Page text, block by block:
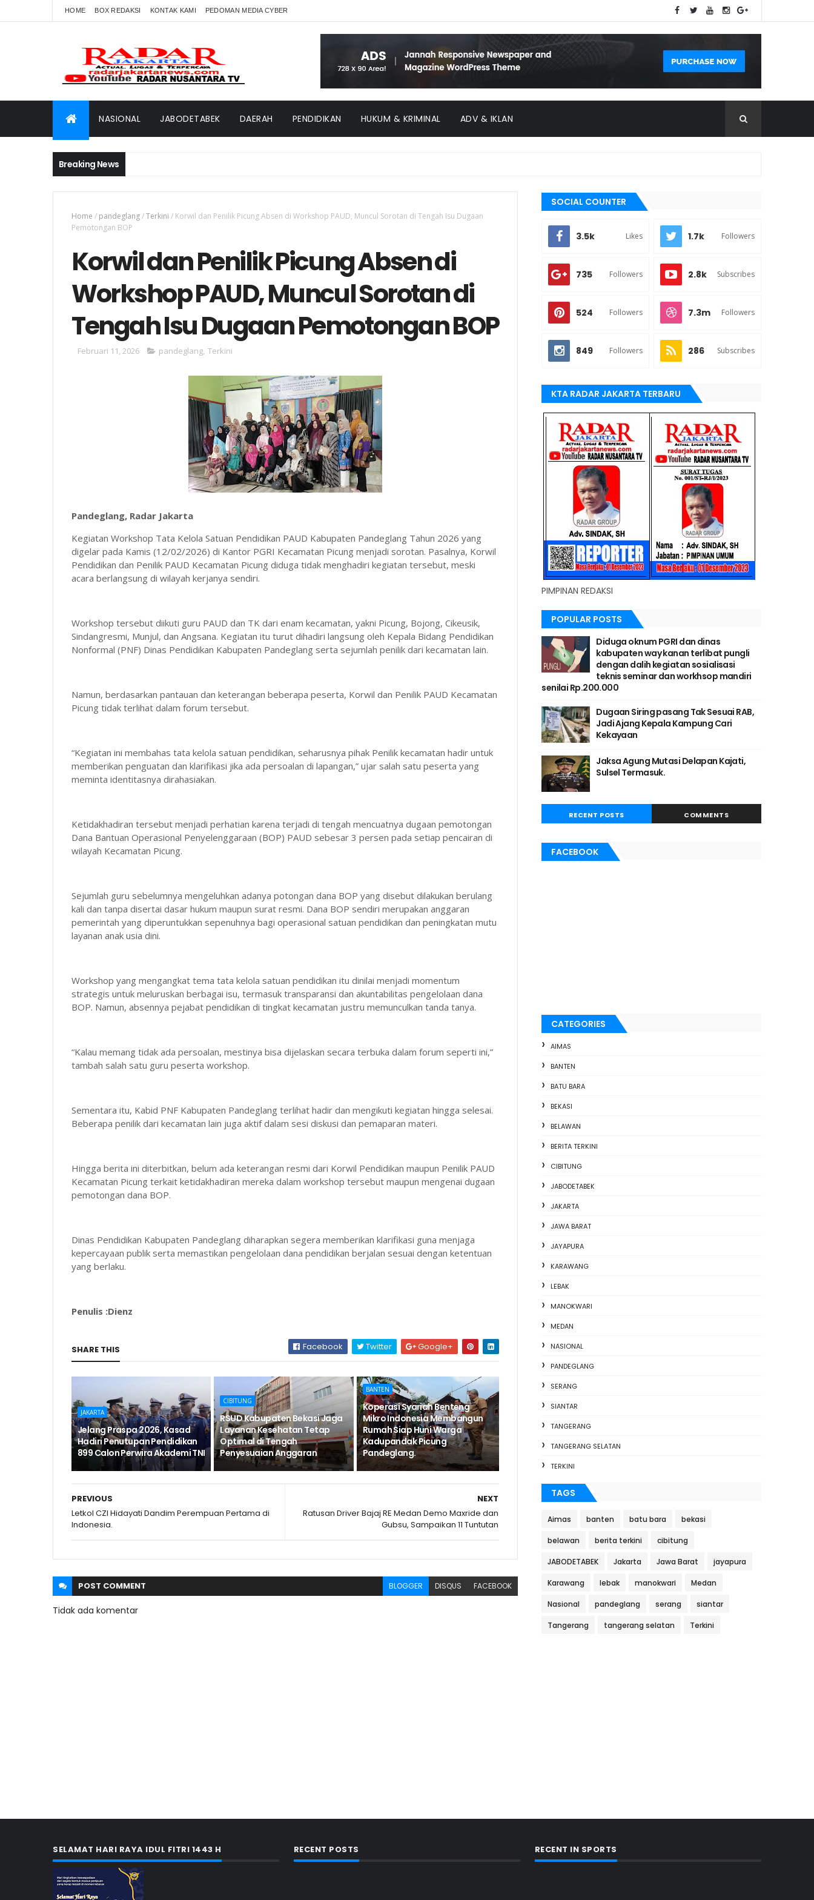
HOME BOX REDAKSI KONTAK KAMI PEDOMAN MEDIA CYBER
NASIONAL JABODETABEK DAERAH PENDIDIKAN HUKUM & KRIMINAL ADV & IKLAN
Breaking News
Home / pandeglang/Terkini / Korwil dan Penilik Picung Absen di Workshop PAUD, Muncul Sorotan di Tengah Isu Dugaan
Pemotongan BOP
Korwil dan Penilik Picung Absen di
Workshop PAUD, Muncul Sorotan di
Tengah Isu Dugaan Pemotongan BOP
Februari 11, 2026 pandeglang, Terkini
Pandeglang, Radar Jakarta
Kegiatan Workshop Tata Kelola Satuan Pendidikan PAUD Kabupaten Pandeglang Tahun 2026 yang
digelar pada Kamis (12/02/2026) di Kantor PGRI Kecamatan Picung menjadi sorotan. Pasalnya, Korwil
Pendidikan dan Penilik PAUD Kecamatan Picung diduga tidak menghadiri kegiatan tersebut, meski
acara berlangsung di wilayah kerjanya sendiri.
Workshop tersebut diikuti guru PAUD dan TK dari enam kecamatan, yakni Picung, Bojong, Cikeusik,
Sindangresmi, Munjul, dan Angsana. Kegiatan itu turut dihadiri langsung oleh Kepala Bidang Pendidikan
Nonformal (PNF) Dinas Pendidikan Kabupaten Pandeglang serta sejumlah penilik dari kecamatan lain.
Namun, berdasarkan pantauan dan keterangan beberapa peserta, Korwil dan Penilik PAUD Kecamatan
Picung tidak terlihat dalam forum tersebut.
“Kegiatan ini membahas tata kelola satuan pendidikan, seharusnya pihak Penilik kecamatan hadir untuk
memberikan penguatan dan klarifikasi jika ada persoalan di lapangan,” ujar salah satu peserta yang
meminta identitasnya dirahasiakan.
Ketidakhadiran tersebut menjadi perhatian karena terjadi di tengah mencuatnya dugaan pemotongan
Dana Bantuan Operasional Penyelenggaraan (BOP) PAUD sebesar 3 persen pada setiap pencairan di
wilayah Kecamatan Picung.
Sejumlah guru sebelumnya mengeluhkan adanya potongan dana BOP yang disebut dilakukan berulang
kali dan tanpa disertai dasar hukum maupun surat resmi. Dana BOP sendiri merupakan anggaran
pemerintah yang diperuntukkan sepenuhnya bagi operasional satuan pendidikan dan peningkatan mutu
layanan anak usia dini.
Workshop yang mengangkat tema tata kelola satuan pendidikan itu dinilai menjadi momentum
strategis untuk meluruskan berbagai isu, termasuk transparansi dan akuntabilitas pengelolaan dana
BOP. Namun, absennya pejabat pendidikan di tingkat kecamatan justru memunculkan tanda tanya.
“Kalau memang tidak ada persoalan, mestinya bisa dijelaskan secara terbuka dalam forum seperti ini,”
tambah salah satu guru peserta workshop.
Sementara itu, Kabid PNF Kabupaten Pandeglang terlihat hadir dan mengikuti kegiatan hingga selesai.
Beberapa penilik dari kecamatan lain juga aktif dalam sesi diskusi dan pemaparan materi.
Hingga berita ini diterbitkan, belum ada keterangan resmi dari Korwil Pendidikan maupun Penilik PAUD
Kecamatan Picung terkait ketidakhadiran mereka dalam workshop tersebut maupun mengenai dugaan
pemotongan dana BOP.
Dinas Pendidikan Kabupaten Pandeglang diharapkan segera memberikan klarifikasi guna menjaga
kepercayaan publik serta memastikan pengelolaan dana pendidikan berjalan sesuai dengan ketentuan
yang berlaku.
Penulis :Dienz
SHARE THIS Facebook Twitter Google+
JAKARTA
Jelang Praspa 2026, Kasad
Hadiri Penutupan Pendidikan
899 Calon Perwira Akademi TNI
CIBITUNG
RSUD Kabupaten Bekasi Jaga
Layanan Kesehatan Tetap
Optimal di Tengah
Penyesuaian Anggaran
BANTEN
Koperasi Syariah Benteng
Mikro Indonesia Membangun
Rumah Siap Huni Warga
Kadupandak Picung
Pandeglang.
NEXT
Ratusan Driver Bajaj RE Medan Demo Maxride dan
Gubsu, Sampaikan 11 Tuntutan
PREVIOUS
Letkol CZI Hidayati Dandim Perempuan Pertama di
Indonesia.
POST COMMENT BLOGGER DISQUS FACEBOOK
Tidak ada komentar
SOCIAL COUNTER
3.5k Likes 1.7k Followers
735 Followers 2.8k Subscribes
524 Followers 7.3m Followers
849 Followers 286 Subscribes
KTA RADAR JAKARTA TERBARU
PIMPINAN REDAKSI
POPULAR POSTS
Diduga oknum PGRI dan dinas
kabupaten way kanan terlibat pungli
dengan dalih kegiatan sosialisasi
teknis seminar dan workhsop mandiri
senilai Rp.200.000
Dugaan Siring pasang Tak Sesuai RAB,
Jadi Ajang Kepala Kampung Cari
Kekayaan
Jaksa Agung Mutasi Delapan Kajati,
Sulsel Termasuk.
RECENT POSTS COMMENTS
FACEBOOK
CATEGORIES
AIMAS
BANTEN
BATU BARA
BEKASI
BELAWAN
BERITA TERKINI
CIBITUNG
JABODETABEK
JAKARTA
JAWA BARAT
JAYAPURA
KARAWANG
LEBAK
MANOKWARI
MEDAN
NASIONAL
PANDEGLANG
SERANG
SIANTAR
TANGERANG
TANGERANG SELATAN
TERKINI
TAGS
Aimas banten batu bara bekasi
belawan berita terkini cibitung
JABODETABEK Jakarta Jawa Barat jayapura
Karawang lebak manokwari Medan
Nasional pandeglang serang siantar
Tangerang tangerang selatan Terkini
SELAMAT HARI RAYA IDUL FITRI 1443 H RECENT POSTS RECENT IN SPORTS